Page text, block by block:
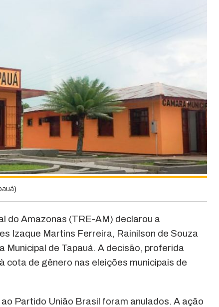
do Amazonas (TRE-AM) declarou a
Izaque Martins Ferreira, Rainilson de Souza
Municipal de Tapauá. A decisão, proferida
de gênero nas eleições municipais de
Partido União Brasil foram anulados. A ação